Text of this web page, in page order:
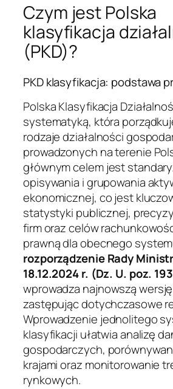
Czym jest Polska
klasyfikacja
(PKD)?
PKD klasyfikacja: podstawa
Polska Klasyfikacja
systematyką, która
rodzaje działalności
prowadzonych na terenie
głównym celem jest
opisywania i grupowania
ekonomicznej, co jest
statystyki publicznej,
firm oraz celów
prawną dla obecnego
rozporządzenie Rady
18.12.2024 r. (Dz. U. poz.
wprowadza najnowszą
zastępując dotychczasowe
Wprowadzenie jednolitego
klasyfikacji ułatwia analizę
gospodarczych,
krajami oraz monitorowanie
rynkowych.